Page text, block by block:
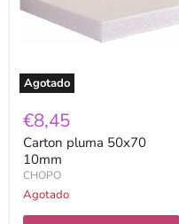
Agotado
€8,45
Carton pluma 50x70
10mm
CHOPO
Agotado